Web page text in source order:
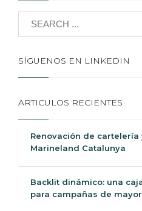
SÍGUENOS EN LINKEDIN
ARTICULOS RECIENTES
Renovación de
Marineland Catalunya
Backlit dinámico: una
para campañas de